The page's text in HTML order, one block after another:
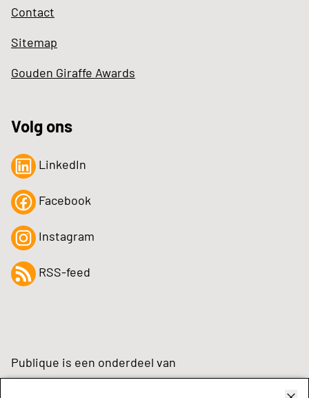
Contact
Sitemap
Gouden Giraffe Awards
Volg ons
LinkedIn
Facebook
Instagram
RSS-feed
Publique is een onderdeel van